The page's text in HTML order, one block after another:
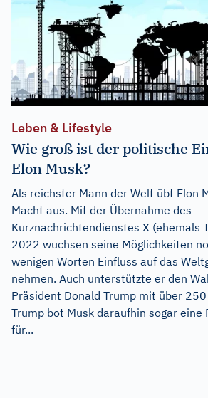
Leben & Lifestyle
Wie groß ist der politische
Elon Musk?
Als reichster Mann der Welt übt Elon
Macht aus. Mit der Übernahme des
Kurznachrichtendienstes X (ehemals
2022 wuchsen seine Möglichkeiten
wenigen Worten Einfluss auf das
nehmen. Auch unterstützte er den
Präsident Donald Trump mit über
Trump bot Musk daraufhin sogar eine
für...